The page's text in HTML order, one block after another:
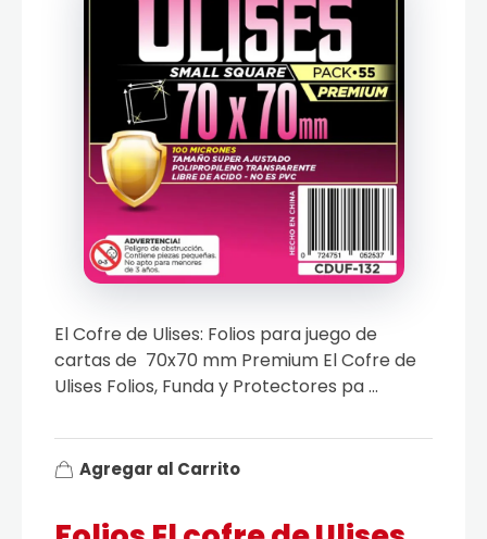
El Cofre de Ulises: Folios para juego de
cartas de 70x70 mm Premium El Cofre de
Ulises Folios, Funda y Protectores pa ...
Agregar al Carrito